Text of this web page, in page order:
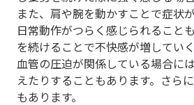
また、肩や腕を動かすことで症状
日常動作がつらく感じられること
を続けることで不快感が増してい
血管の圧迫が関係している場合に
えたりすることもあります。さら
もあります。